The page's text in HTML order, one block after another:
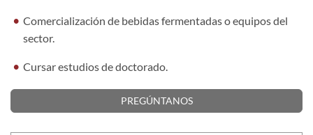
Comercialización de bebidas fermentadas o equipos del
sector.
Cursar estudios de doctorado.
PREGÚNTANOS